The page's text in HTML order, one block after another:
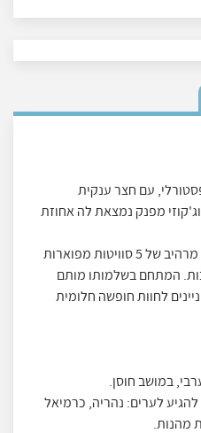
עם חצר ענקית
מפנק נמצאת לה אחוזת
אחוזת נירוונה בגליל הינה מתחם מרהיב של 5 סוויטות מפוארות
המתחם בשלמותו מותם
המעוניינים לחוות חופשה חלומית
במושב חוסן.
לערים: נהריה, כרמיאל
מהנות.